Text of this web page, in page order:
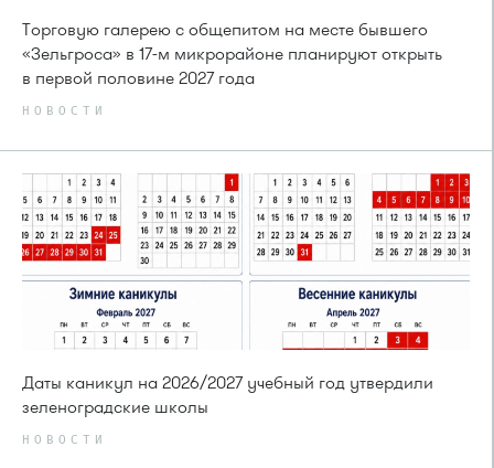
Торговую галерею с общепитом на месте бывшего
«Зельгроса» в 17-м микрорайоне планируют открыть
в первой половине 2027 года
НОВОСТИ
Даты каникул на 2026/2027 учебный год утвердили
зеленоградские школы
НОВОСТИ